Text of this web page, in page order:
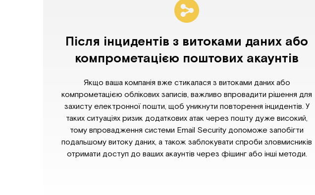
Після інцидентів з витоками даних або
компрометацією поштових акаунтів
Якщо ваша компанія вже стикалася з витоками даних або
компрометацією облікових записів, важливо впровадити рішення для
захисту електронної пошти, щоб уникнути повторення інцидентів. У
таких ситуаціях ризик додаткових атак через пошту дуже високий,
тому впровадження системи Email Security допоможе запобігти
подальшому витоку даних, а також заблокувати спроби зловмисників
отримати доступ до ваших акаунтів через фішинг або інші методи.